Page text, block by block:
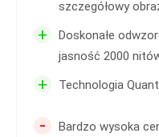
szczegółowy
+
Doskonałe
jasność 2000
+ Technologia
- Bardzo wysoka